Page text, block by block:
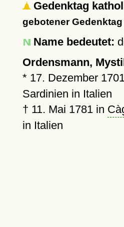
Gedenktag
gebotener
Name bedeutet:
Ordensmann,
* 17. Dezember
Sardinien in Italien
† 11. Mai 1781in
in Italien